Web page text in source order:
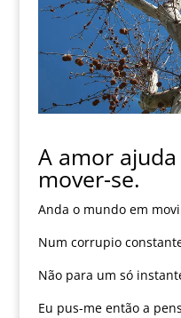
A amor
mover-se.
Anda o mundo em
Num corrupio
Não para um só
Eu pus-me então a